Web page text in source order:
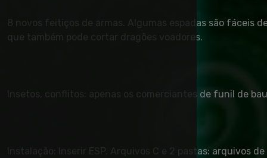
8 novos feitiços de armas. Algumas espadas são fáceis
que também pode cortar dragões voadores.
Insetos, conflitos: apenas os comerciantes de funil de
Instalação: Inserir ESP. Arquivos C e 2 pastas: arquivos